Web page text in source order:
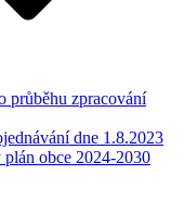
průběhu zpracování
dne 1.8.2023
plán obce 2024-2030